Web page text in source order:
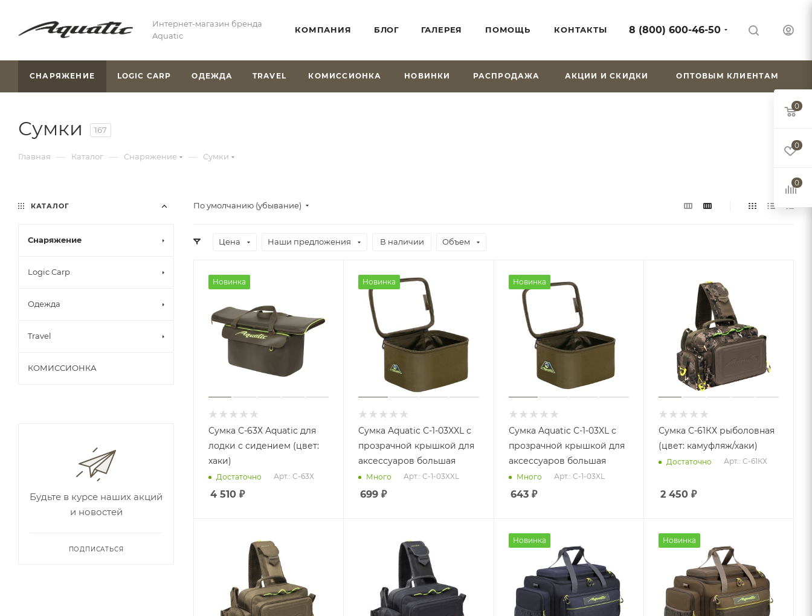
Интернет-магазин бренда
Aquatic
КОМПАНИЯ БЛОГ ГАЛЕРЕЯ ПОМОЩЬ КОНТАКТЫ 8 (800) 600-46-50
СНАРЯЖЕНИЕ LOGIC CARP ОДЕЖДА TRAVEL КОМИССИОНКА НОВИНКИ РАСПРОДАЖА АКЦИИ И СКИДКИ ОПТОВЫМ КЛИЕНТАМ
Сумки 167
Главная — Каталог — Снаряжение — Сумки
По умолчанию (убывание)
Цена Наши предложения В наличии Объем
Новинка
Сумка С-63Х Aquatic для
лодки с сидением (цвет:
хаки)
Достаточно Арт.: С-63Х
4 510 ₽
Новинка
Сумка Aquatic С-1-03XXL с
прозрачной крышкой для
аксессуаров большая
Много Арт.: С-1-03XXL
699 ₽
Новинка
Сумка Aquatic С-1-03XL с
прозрачной крышкой для
аксессуаров большая
Много Арт.: С-1-03XL
643₽
Сумка С-61КХ рыболовная
(цвет: камуфляж/хаки)
Достаточно Арт.: С-61КХ
2 450₽
Новинка Новинка
КАТАЛОГ
Снаряжение
Logic Carp
Одежда
Travel
КОМИССИОНКА
Будьте в курсе наших акций
и новостей
ПОДПИСАТЬСЯ
0
0
0